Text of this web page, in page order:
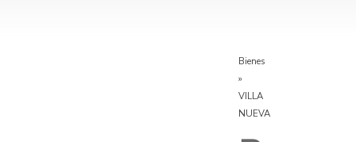
Bienes
»
VILLA
NUEVA